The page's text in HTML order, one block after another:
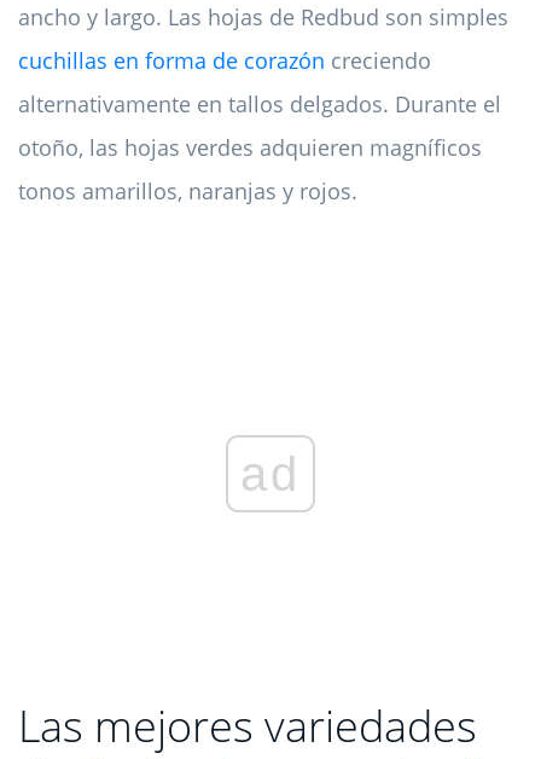
ancho y largo. Las hojas de Redbud son simples
cuchillas en forma de corazón creciendo
alternativamente en tallos delgados. Durante el
otoño, las hojas verdes adquieren magníficos
tonos amarillos, naranjas y rojos.
ad
Las mejores variedades